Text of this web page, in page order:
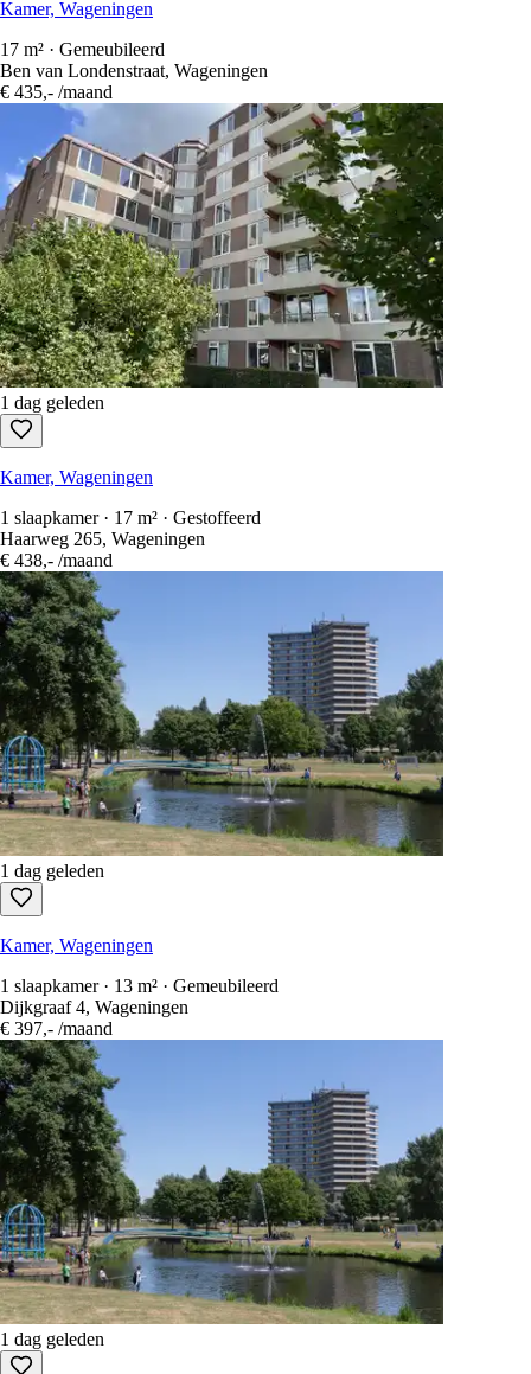
Kamer, Wageningen
17 m² · Gemeubileerd
Ben van Londenstraat, Wageningen
€ 435,- /maand
1 dag geleden
Kamer, Wageningen
1 slaapkamer · 17 m² · Gestoffeerd
Haarweg 265, Wageningen
€ 438,- /maand
1 dag geleden
Kamer, Wageningen
1 slaapkamer · 13 m² · Gemeubileerd
Dijkgraaf 4, Wageningen
€ 397,- /maand
1 dag geleden